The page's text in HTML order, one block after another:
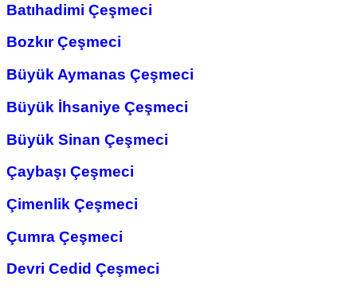
Batıhadimi Çeşmeci
Bozkır Çeşmeci
Büyük Aymanas Çeşmeci
Büyük İhsaniye Çeşmeci
Büyük Sinan Çeşmeci
Çaybaşı Çeşmeci
Çimenlik Çeşmeci
Çumra Çeşmeci
Devri Cedid Çeşmeci